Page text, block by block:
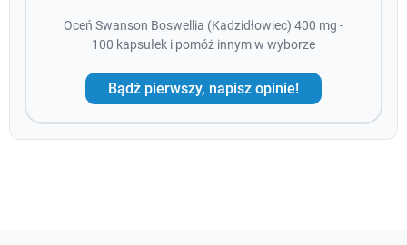
Oceń Swanson Boswellia (Kadzidłowiec) 400 mg -
100 kapsułek i pomóż innym w wyborze
Bądź pierwszy, napisz opinie!